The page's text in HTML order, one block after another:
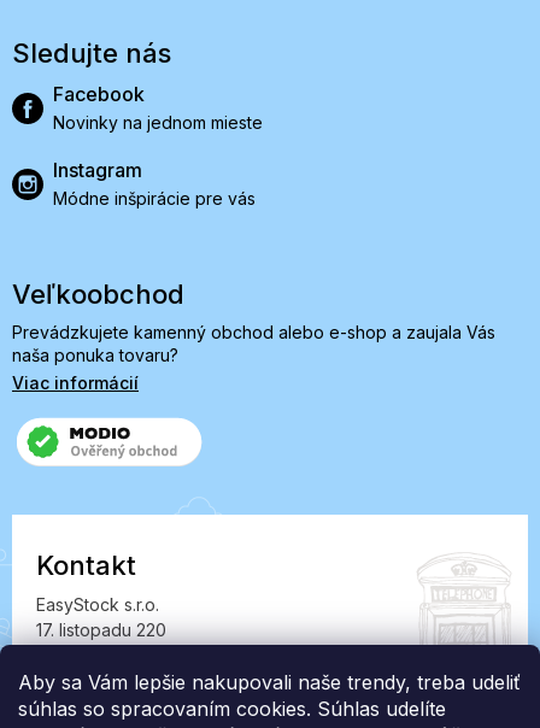
Aby sa Vám lepšie nakupovali naše trendy, treba udeliť
súhlas so spracovaním cookies. Súhlas udelíte
Sledujte nás
Facebook
Novinky na jednom mieste
Instagram
Módne inšpirácie pre vás
Veľkoobchod
Prevádzkujete kamenný obchod alebo e-shop a zaujala Vás
naša ponuka tovaru?
Viac informácií
Kontakt
EasyStock s.r.o.
17. listopadu 220
IČ: 07727402, DIČ: CZ07727402